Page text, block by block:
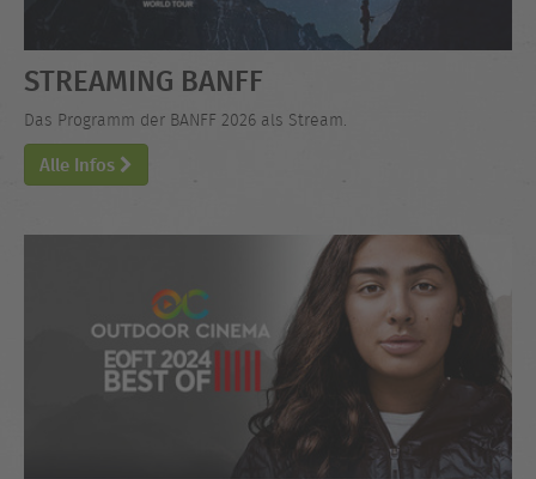
STREAMING BANFF
Das Programm der BANFF 2026 als Stream.
Alle Infos